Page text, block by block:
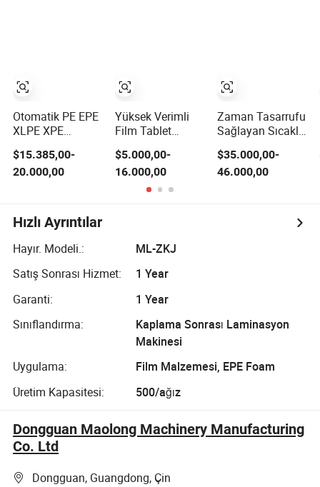
300mpm
Otomatik PE EPE
XLPE XPE
Ambalajlama
Sıcak Presleme
Ekipmanı Isı
Plakası Kaynağı
Laminasyon
Makineleri
Laminatör Sıcak
Plaka Kaynağı
$15.385,00-
20.000,00
Yüksek Verimli
Film Tablet
Makinesi
Laminasyon
Laminasyon
$5.000,00-
16.000,00
Zaman Tasarrufu
Sağlayan Sıcaklık
Otomatik Film
Laminasyon
Pürüzsüz Yüzey
$35.000,00-
46.000,00
Hızlı Ayrıntılar
Hayır. Modeli.:
ML-ZKJ
Satış Sonrası Hizmet:
1 Year
Garanti:
1 Year
Sınıflandırma:
Kaplama Sonrası Laminasyon
Makinesi
Uygulama:
Film Malzemesi, EPE Foam
Üretim Kapasitesi:
500/ağız
Dongguan Maolong Machinery Manufacturing
Co. Ltd
Dongguan, Guangdong, Çin